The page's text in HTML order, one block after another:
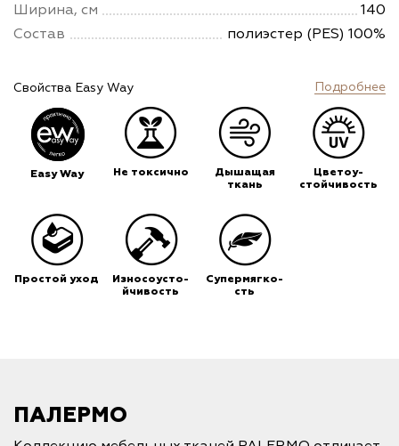
Ширина, см
140
Состав
полиэстер (PES) 100%
Свойства Easy Way Подробнее
Easy Way Не токсично
Дышащая
ткань
Цветоу-
стойчивость
Простой уход
Износоусто-
йчивость
Супермягко-
сть
ПАЛЕРМО